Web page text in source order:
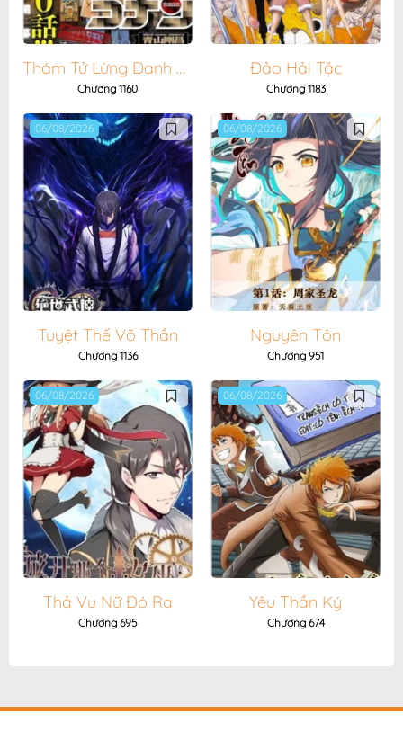
Thám Tử Lừng Danh Conan
Chương 1160
Đảo Hải Tặc
Chương 1183
06/08/2026
Tuyệt Thế Võ Thần
Chương 1136
06/08/2026
Nguyên Tôn
Chương 951
06/08/2026
Thả Vu Nữ Đó Ra
Chương 695
06/08/2026
Yêu Thần Ký
Chương 674